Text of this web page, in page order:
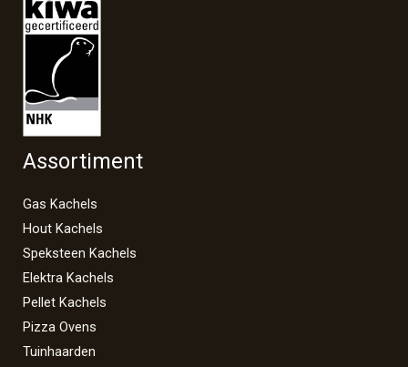
Assortiment
Gas Kachels
Hout Kachels
Speksteen Kachels
Elektra Kachels
Pellet Kachels
Pizza Ovens
Tuinhaarden